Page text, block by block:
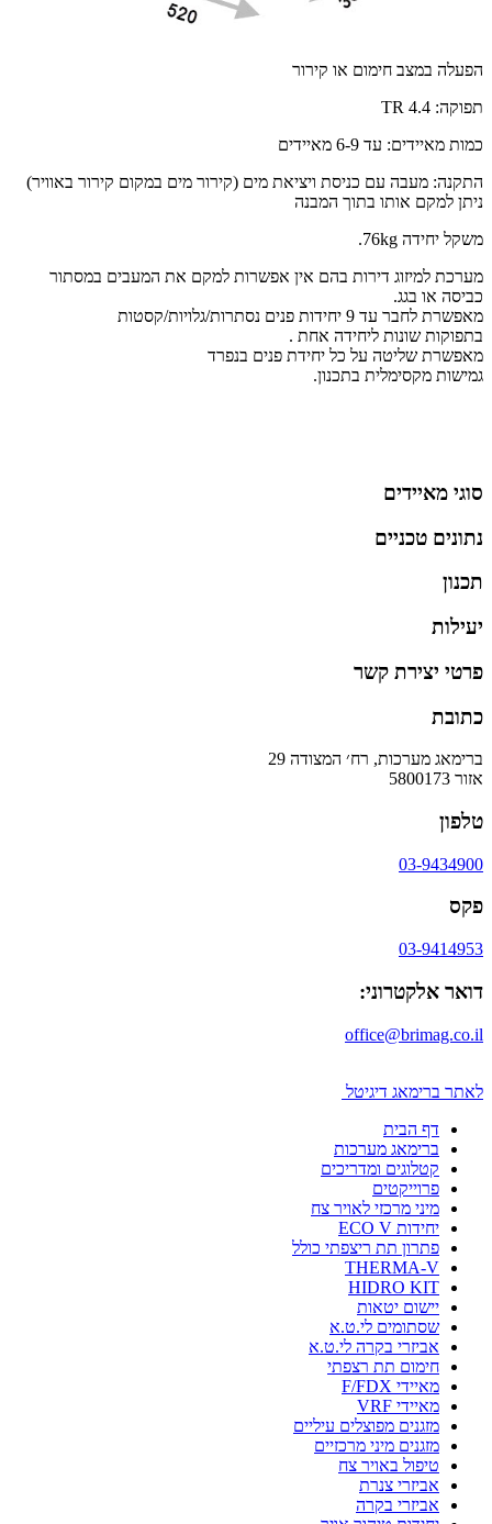
הפעלה במצב חימום או קירור
תפוקה: 4.4 TR
כמות מאיידים: עד 6-9 מאיידים
התקנה: מעבה עם כניסת ויציאת מים (קירור מים במקום קירור באוויר)
ניתן למקם אותו בתוך המבנה
משקל יחידה 76kg.
מערכת למיזוג דירות בהם אין אפשרות למקם את המעבים במסתור
כביסה או בגג.
מאפשרת לחבר עד 9 יחידות פנים נסתרות/גלויות/קסטות
בתפוקות שונות ליחידה אחת .
מאפשרת שליטה על כל יחידת פנים בנפרד
גמישות מקסימלית בתכנון.
סוגי מאיידים
נתונים טכניים
תכנון
יעילות
פרטי יצירת קשר
כתובת
ברימאג מערכות, רח׳ המצודה 29
אזור 5800173
טלפון
03-9434900
פקס
03-9414953
דואר אלקטרוני:
office@brimag.co.il
לאתר ברימאג דיגיטל
דף הבית
ברימאג מערכות
קטלוגים ומדריכים
פרוייקטים
מיני מרכזי לאויר צח
יחידות ECO V
פתרון תת ריצפתי כולל
THERMA-V
HIDRO KIT
יישום יטאות
שסתומים לי.ט.א
אביזרי בקרה לי.ט.א
חימום תת רצפתי
מאיידי F/FDX
מאיידי VRF
מזגנים מפוצלים עיליים
מזגנים מיני מרכזיים
טיפול באויר צח
אביזרי צנרת
אביזרי בקרה